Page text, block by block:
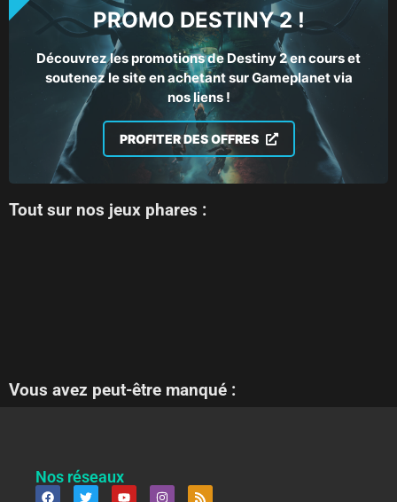
PROMO DESTINY 2 !
Découvrez les promotions de Destiny 2 en cours et
soutenez le site en achetant sur Gameplanet via
nos liens !
PROFITER DES OFFRES
Tout sur nos jeux phares :
Vous avez peut-être manqué :
Nos réseaux